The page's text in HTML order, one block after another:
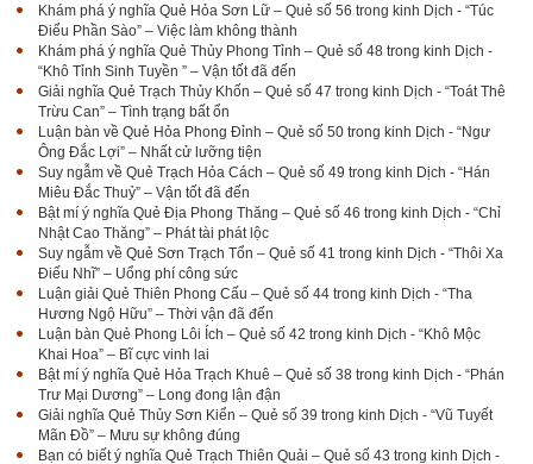
Khám phá ý nghĩa Quẻ Hỏa Sơn Lữ – Quẻ số 56 trong kinh Dịch - “Túc
Điểu Phần Sào” – Việc làm không thành
Khám phá ý nghĩa Quẻ Thủy Phong Tỉnh – Quẻ số 48 trong kinh Dịch -
“Khô Tỉnh Sinh Tuyền ” – Vận tốt đã đến
Giải nghĩa Quẻ Trạch Thủy Khốn – Quẻ số 47 trong kinh Dịch - “Toát Thê
Trừu Can” – Tình trạng bất ổn
Luận bàn về Quẻ Hỏa Phong Đỉnh – Quẻ số 50 trong kinh Dịch - “Ngư
Ông Đắc Lợi” – Nhất cử lưỡng tiện
Suy ngẫm về Quẻ Trạch Hỏa Cách – Quẻ số 49 trong kinh Dịch - “Hán
Miêu Đắc Thuỷ” – Vận tốt đã đến
Bật mí ý nghĩa Quẻ Địa Phong Thăng – Quẻ số 46 trong kinh Dịch - “Chỉ
Nhật Cao Thăng” – Phát tài phát lộc
Suy ngẫm về Quẻ Sơn Trạch Tổn – Quẻ số 41 trong kinh Dịch - “Thôi Xa
Điếu Nhĩ” – Uổng phí công sức
Luận giải Quẻ Thiên Phong Cấu – Quẻ số 44 trong kinh Dịch - “Tha
Hương Ngộ Hữu” – Thời vận đã đến
Luận bàn Quẻ Phong Lôi Ích – Quẻ số 42 trong kinh Dịch - “Khô Mộc
Khai Hoa” – Bĩ cực vinh lai
Bật mí ý nghĩa Quẻ Hỏa Trạch Khuê – Quẻ số 38 trong kinh Dịch - “Phán
Trư Mại Dương” – Long đong lận đận
Giải nghĩa Quẻ Thủy Sơn Kiển – Quẻ số 39 trong kinh Dịch - “Vũ Tuyết
Mãn Đồ” – Mưu sự không đúng
Bạn có biết ý nghĩa Quẻ Trạch Thiên Quải – Quẻ số 43 trong kinh Dịch -